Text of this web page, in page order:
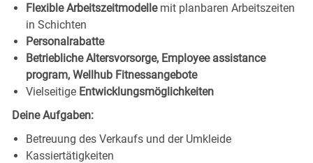
Flexible Arbeitszeitmodelle mit planbaren Arbeitszeiten
in Schichten
Personalrabatte
Betriebliche Altersvorsorge, Employee assistance
program, Wellhub Fitnessangebote
Vielseitige Entwicklungsmöglichkeiten
Deine Aufgaben:
Betreuung des Verkaufs und der Umkleide
Kassiertätigkeiten